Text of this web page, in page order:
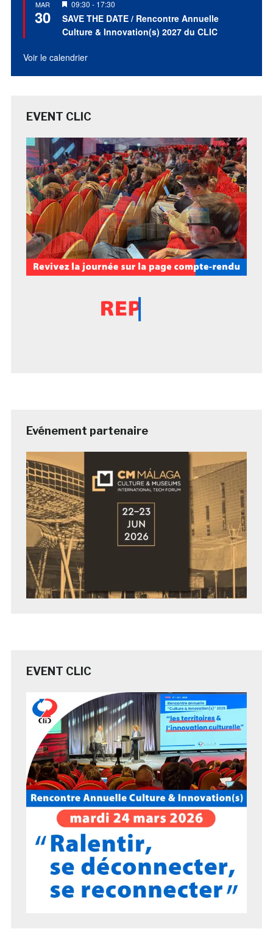
MAR
30
Mis
en
avant
09:30 - 17:30
SAVE THE DATE / Rencontre Annuelle
Culture & Innovation(s) 2027 du CLIC
Voir le calendrier
EVENT CLIC
Evénement partenaire
EVENT CLIC